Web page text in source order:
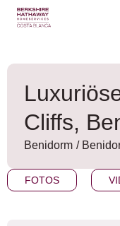
Zum
Inhalt
Cliffs,
Benidorm /
FOTOS